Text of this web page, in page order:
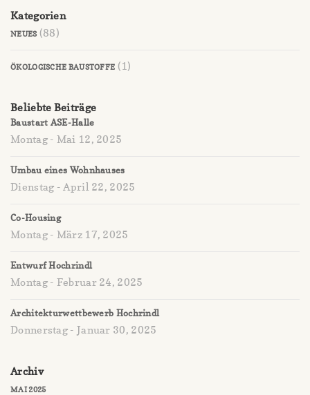
Kategorien
NEUES(88)
ÖKOLOGISCHE BAUSTOFFE (1)
Beliebte Beiträge
Baustart ASE-Halle
Montag - Mai 12, 2025
Umbau eines Wohnhauses
Dienstag - April 22, 2025
Co-Housing
Montag - März 17, 2025
Entwurf Hochrindl
Montag - Februar 24, 2025
Architekturwettbewerb Hochrindl
Donnerstag - Januar 30, 2025
Archiv
MAI 2025